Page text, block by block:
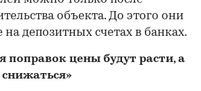
объекта. До этого они
депозитных счетах в банках.
поправок цены будут расти, а
снижаться»